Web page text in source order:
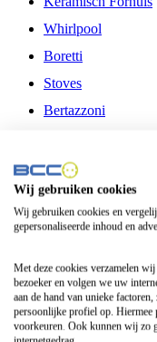
Whirlpool
Boretti
Stoves
Bertazzoni
Fitelli
Airfryer
Frituurpan
Contactgrill
Broodbakmachine
Broodrooster
Wij gebruiken cookies
Wij gebruiken cookies en
gepersonaliseerde inhoud en
Met deze cookies verzamelen wij
bezoeker en volgen we uw
aan de hand van unieke
persoonlijke profiel op. Hiermee
voorkeuren. Ook kunnen wij zo